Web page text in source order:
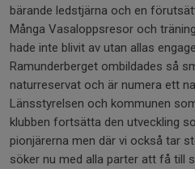
bärande ledstjärna och en
Många Vasaloppsresor och
hade inte blivit av utan allas
Ramunderberget ombildades så
naturreservat och är numera ett
Länsstyrelsen och kommunen
klubben fortsätta den utveckling
pionjärerna men där vi också tar
söker nu med alla parter att få till